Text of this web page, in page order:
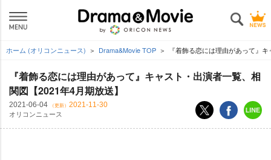
ホーム (オリコンニュース) Drama&Movie TOP 『着飾る恋には理由があって』
『着飾る恋には理由があって』キャスト・出演者一覧、相
関図【2021年4月期放送】
2021-06-04 （更新） 2021-11-30
オリコンニュース